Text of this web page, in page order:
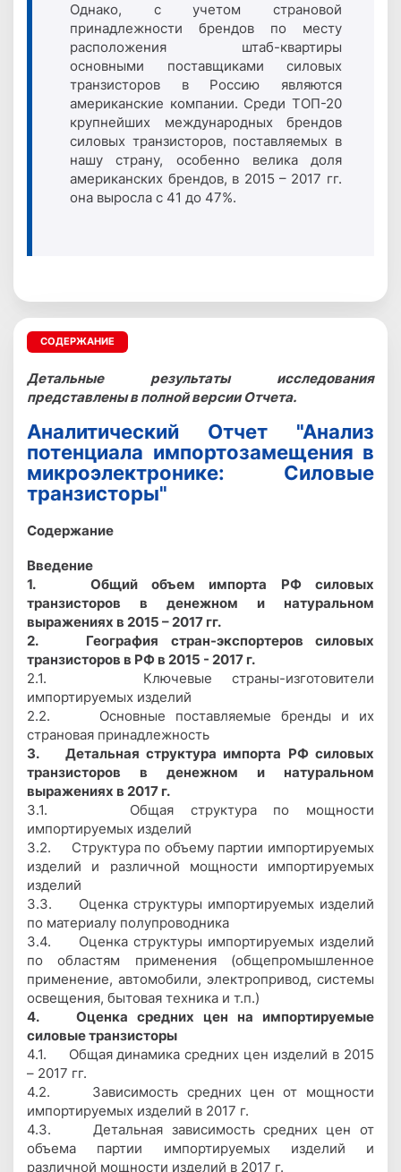
Однако, с учетом страновой
принадлежности брендов по месту
расположения штаб-квартиры
основными поставщиками силовых
транзисторов в Россию являются
американские компании. Среди ТОП-20
крупнейших международных брендов
силовых транзисторов, поставляемых в
нашу страну, особенно велика доля
американских брендов, в 2015 – 2017 гг.
она выросла с 41 до 47%.
СОДЕРЖАНИЕ
Детальные результаты исследования
представлены в полной версии Отчета.
Аналитический Отчет "Анализ
потенциала импортозамещения в
микроэлектронике: Силовые
транзисторы"
Содержание
Введение
1. Общий объем импорта РФ силовых
транзисторов в денежном и натуральном
выражениях в 2015 – 2017 гг.
2. География стран-экспортеров силовых
транзисторов в РФ в 2015 - 2017 г.
2.1. Ключевые страны-изготовители
импортируемых изделий
2.2. Основные поставляемые бренды и их
страновая принадлежность
3. Детальная структура импорта РФ силовых
транзисторов в денежном и натуральном
выражениях в 2017 г.
3.1. Общая структура по мощности
импортируемых изделий
3.2. Структура по объему партии импортируемых
изделий и различной мощности импортируемых
изделий
3.3. Оценка структуры импортируемых изделий
по материалу полупроводника
3.4. Оценка структуры импортируемых изделий
по областям применения (общепромышленное
применение, автомобили, электропривод, системы
освещения, бытовая техника и т.п.)
4. Оценка средних цен на импортируемые
силовые транзисторы
4.1. Общая динамика средних цен изделий в 2015
– 2017 гг.
4.2. Зависимость средних цен от мощности
импортируемых изделий в 2017 г.
4.3. Детальная зависимость средних цен от
объема партии импортируемых изделий и
различной мощности изделий в 2017 г.